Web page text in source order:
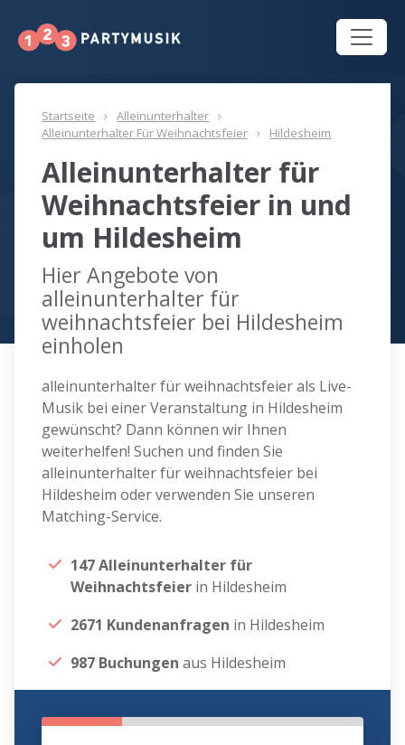
Startseite
Alleinunterhalter
Alleinunterhalter Für Weihnachtsfeier
Hildesheim
Alleinunterhalter für
Weihnachtsfeier in und
um Hildesheim
Hier Angebote von
alleinunterhalter für
weihnachtsfeier bei Hildesheim
einholen
alleinunterhalter für weihnachtsfeier als Live-
Musik bei einer Veranstaltung in Hildesheim
gewünscht? Dann können wir Ihnen
weiterhelfen! Suchen und finden Sie
alleinunterhalter für weihnachtsfeier bei
Hildesheim oder verwenden Sie unseren
Matching-Service.
147 Alleinunterhalter für
Weihnachtsfeier in Hildesheim
2671 Kundenanfragen in Hildesheim
987 Buchungen aus Hildesheim